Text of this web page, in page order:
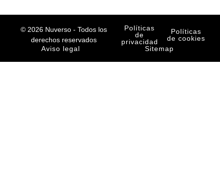
© 2026 Nuverso - Todos los
derechos reservados
Políticas
de
privacidad
Políticas
de cookies
Aviso legal
Sitemap